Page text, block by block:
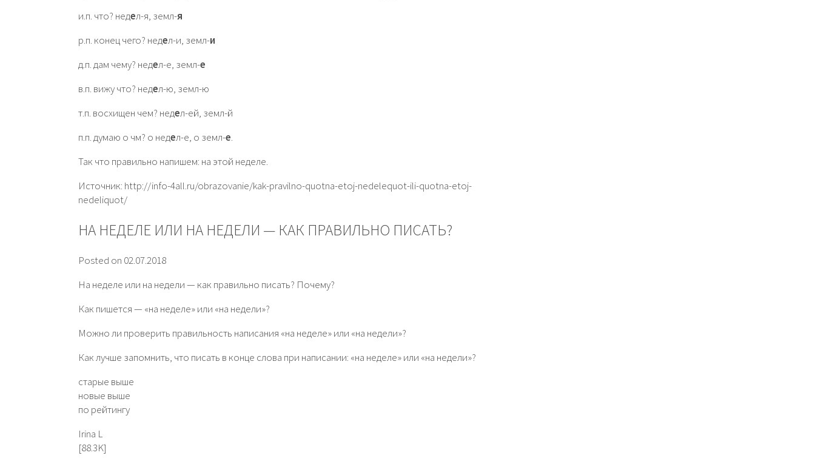
и.п. что? недел-я, земл-я
р.п. конец чего? недел-и, земл-и
д.п. дам чему? недел-е, земл-е
в.п. вижу что? недел-ю, земл-ю
т.п. восхищен чем? недел-ей, земл-й
п.п. думаю о чм? о недел-е, о земл-е.
Так что правильно напишем: на этой неделе.
Источник: http://info-4all.ru/obrazovanie/kak-pravilno-quotna-etoj-nedelequot-ili-quotna-etoj-
nedeliquot/
НА НЕДЕЛЕ ИЛИ НА НЕДЕЛИ — КАК ПРАВИЛЬНО ПИСАТЬ?
Posted on 02.07.2018
На неделе или на недели — как правильно писать? Почему?
Как пишется — «на неделе» или «на недели»?
Можно ли проверить правильность написания «на неделе» или «на недели»?
Как лучше запомнить, что писать в конце слова при написании: «на неделе» или «на недели»?
старые выше
новые выше
по рейтингу
Irina L
[88.3K]